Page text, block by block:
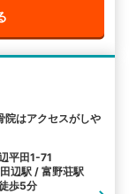
院はアクセスがしや
平田1-71
辺駅 / 富野荘駅
歩5分